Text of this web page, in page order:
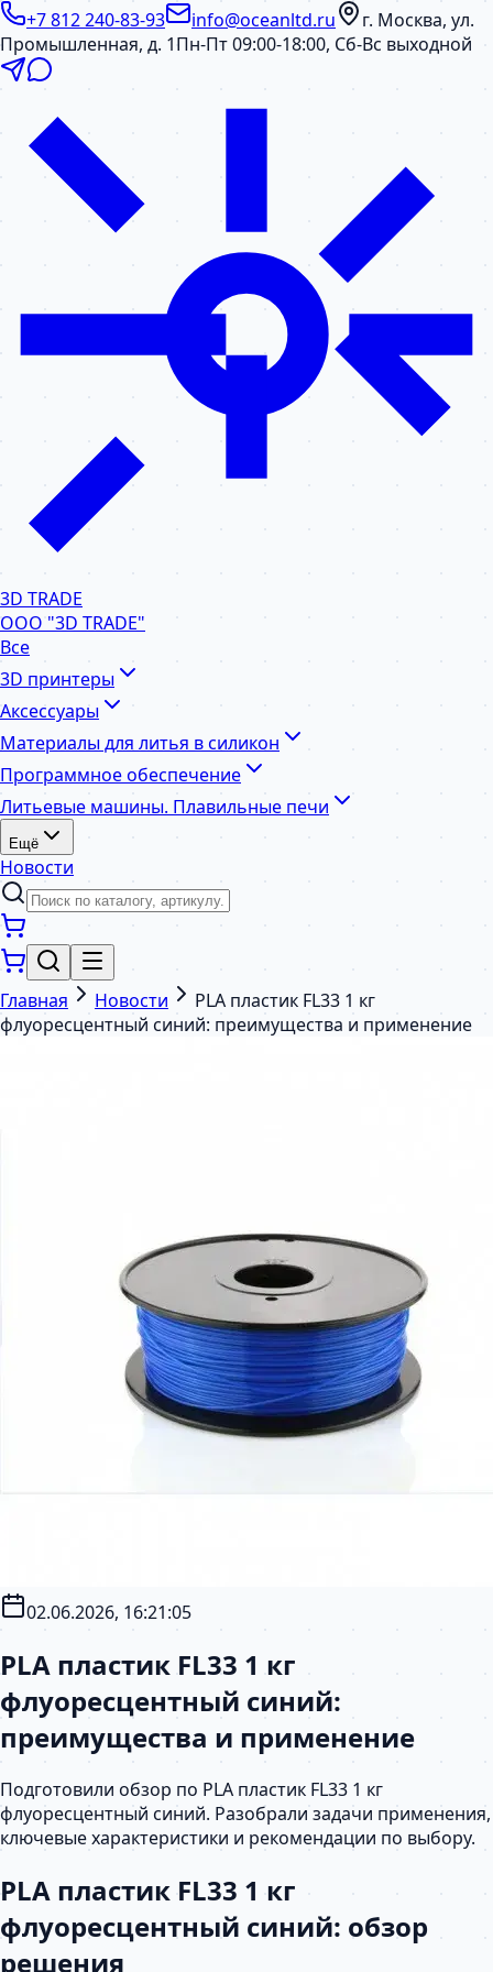
+7 812 240-83-93 info@oceanltd.ru
г. Москва, ул.
Промышленная, д. 1Пн-Пт 09:00-18:00, Сб-Вс выходной
3D TRADE
ООО "3D TRADE"
Все
3D принтеры
Аксессуары
Материалы для литья в силикон
Программное обеспечение
Литьевые машины. Плавильные печи
Ещё
Новости
Главная Новости
PLA пластик FL33 1 кг
флуоресцентный синий: преимущества и применение
02.06.2026, 16:21:05
PLA пластик FL33 1 кг
флуоресцентный синий:
преимущества и применение
Подготовили обзор по PLA пластик FL33 1 кг
флуоресцентный синий. Разобрали задачи применения,
ключевые характеристики и рекомендации по выбору.
PLA пластик FL33 1 кг
флуоресцентный синий: обзор
решения